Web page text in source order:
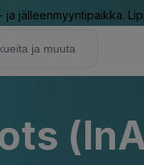
ja jälleenmyyntipaikka.